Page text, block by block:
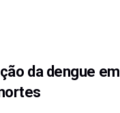
da dengue em